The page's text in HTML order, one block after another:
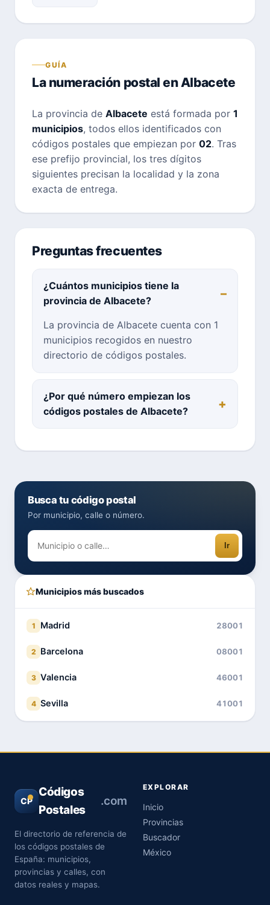
GUÍA
La numeración postal en Albacete
La provincia de Albacete está formada por 1
municipios, todos ellos identificados con
códigos postales que empiezan por 02. Tras
ese prefijo provincial, los tres dígitos
siguientes precisan la localidad y la zona
exacta de entrega.
Preguntas frecuentes
¿Cuántos municipios tiene la
provincia de Albacete?
La provincia de Albacete cuenta con 1
municipios recogidos en nuestro
directorio de códigos postales.
¿Por qué número empiezan los
códigos postales de Albacete?
Busca tu código postal
Por municipio, calle o número.
Ir
Municipios más buscados
1 Madrid 28001
2 Barcelona 08001
3 Valencia 46001
4 Sevilla 41001
CP
Códigos
Postales
.com
El directorio de referencia de
los códigos postales de
España: municipios,
provincias y calles, con
datos reales y mapas.
EXPLORAR
Inicio
Provincias
Buscador
México